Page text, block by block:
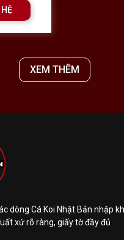
XEM THÊM
dòng Cá Koi Nhật Bản nhập
xứ rõ ràng, giấy tờ đầy đủ